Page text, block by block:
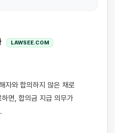
LAWSEE.COM
면, 합의금 지급 의무가